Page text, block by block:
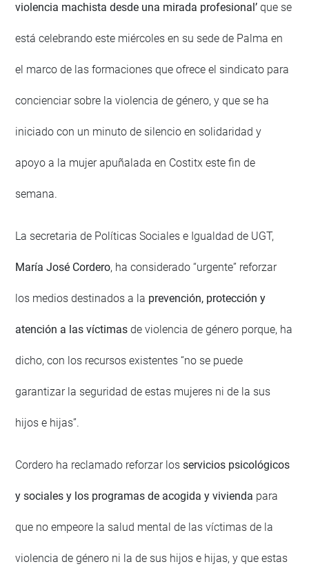
violencia machista desde una mirada profesional’ que se
está celebrando este miércoles en su sede de Palma en
el marco de las formaciones que ofrece el sindicato para
concienciar sobre la violencia de género, y que se ha
iniciado con un minuto de silencio en solidaridad y
apoyo a la mujer apuñalada en Costitx este fin de
semana.
La secretaria de Políticas Sociales e Igualdad de UGT,
María José Cordero, ha considerado “urgente” reforzar
los medios destinados a la prevención, protección y
atención a las víctimas de violencia de género porque, ha
dicho, con los recursos existentes “no se puede
garantizar la seguridad de estas mujeres ni de la sus
hijos e hijas”.
Cordero ha reclamado reforzar los servicios psicológicos
y sociales y los programas de acogida y vivienda para
que no empeore la salud mental de las víctimas de la
violencia de género ni la de sus hijos e hijas, y que estas